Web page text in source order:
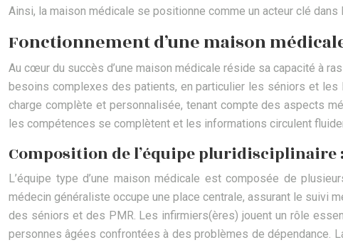
Ainsi, la maison médicale se positionne comme un acteur clé
Fonctionnement d’une maison
Au cœur du succès d’une maison médicale réside sa capacité à
besoins complexes des patients, en particulier les séniors et les
charge complète et personnalisée, tenant compte des aspects
les compétences se complètent et les informations circulent
Composition de l’équipe pluridisciplinaire
L’équipe type d’une maison médicale est composée de
médecin généraliste occupe une place centrale, assurant le suivi
des séniors et des PMR. Les infirmiers(ères) jouent un rôle
personnes âgées confrontées à des problèmes de dépendance.